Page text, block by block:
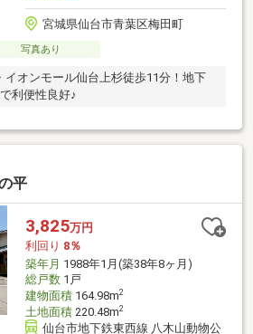
宮城県仙台市青葉区梅田町
写真あり
イオンモール仙台上杉徒歩11分！地下
利便性良好♪
平
3,825万円
利回り 8％
築年月 1988年1月(築38年8ヶ月)
総戸数1戸
建物面積164.98m2
土地面積220.48m2
仙台市地下鉄東西線 八木山動物公